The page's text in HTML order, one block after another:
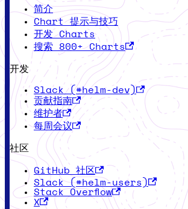
简介
Chart 提示与技巧
开发 Charts
搜索 800+ Charts
开发
Slack (#helm-dev)
贡献指南
维护者
每周会议
社区
GitHub 社区
Slack (#helm-users)
Stack Overflow
X